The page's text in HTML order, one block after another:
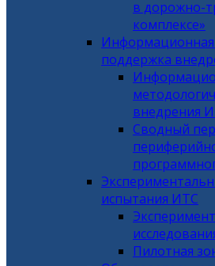
в дорожно-
комплексе»
Информационная
поддержка
внедрения
Сводный
испытания ИТС
Пилотная